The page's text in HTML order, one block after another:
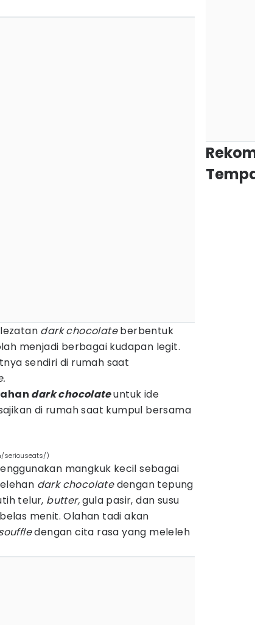
dark chocolateberbentuk
menjadi berbagai kudapan legit.
sendiri di rumah saat
dark chocolateuntuk ide
di rumah saat kumpul bersama
seriouseats/)
mangkuk kecil sebagai
dark chocolatedengan tepung
telur, butter,gula pasir, dan susu
menit. Olahan tadi akan
dengan cita rasa yang meleleh